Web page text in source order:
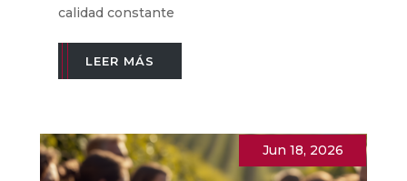
calidad constante
LEER MÁS
Jun 18, 2026